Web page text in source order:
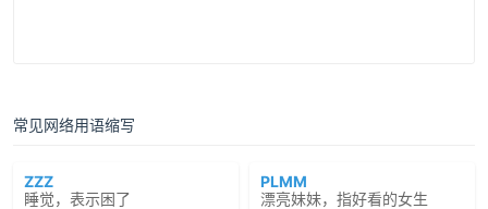
常见网络用语缩写
ZZZ
睡觉，表示困了
PLMM
漂亮妹妹，指好看的女生